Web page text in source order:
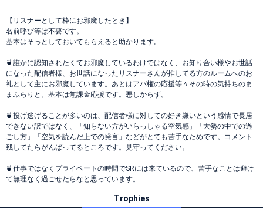
【リスナーとして枠にお邪魔したとき】
名前呼び等は不要です。
基本はそっとしておいてもらえると助かります。
🍵誰かに認知されたくてお邪魔しているわけではなく、お知り合い様やお世話
になった配信者様、お世話になったリスナーさんが推してる方のルームへのお
礼として主にお邪魔しています。あとはアバ権の応援等々その時の気持ちのま
まふらりと。基本は無課金応援です。悪しからず。
🍵投げ逃げることが多いのは、配信者様に対しての好き嫌いという感情で長居
できない訳ではなく、「知らない方がいらっしゃる空気感」「大勢の中での過
ごし方」「空気を読んだ上での発言」などがとても苦手なためです。コメント
残してたらがんばってるところです。見守ってください。
🍵仕事ではなくプライベートの時間でSRには来ているので、苦手なことは避け
て無理なく過ごせたらなと思っています。
Trophies